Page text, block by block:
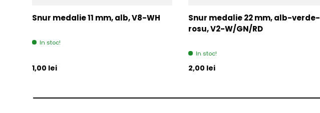
Snur medalie 11 mm, alb, V8-WH
In stoc!
Pret initial
1,00 lei
Snur medalie 22 mm, alb-verde-
rosu, V2-W/GN/RD
In stoc!
Pret initial
2,00 lei